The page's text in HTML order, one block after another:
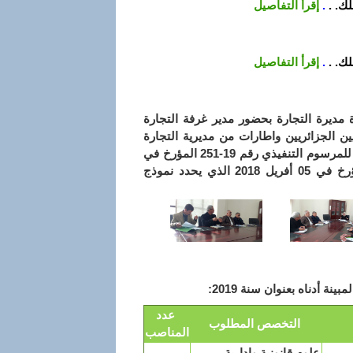
.
. إقرأ التفاصيل
.
. إقرأ التفاصيل
تحت رعاية السيدة مديرة التجارة بحضور مدير غرفة التجارة
الجزائريين واطارات من مديرية التجارة
لدراسة آجال مطابقة السجلات التجارية المزودة بالرقم الالكتروني تطبيقا لأحكام للمرسوم التنفيذي رقم 19-251 المؤرخ في
16 سبتمبر 2019 المعدل والمتمم لأحكام المرسوم التنفيذي رقم 18-112 المؤرخ في 05 أفريل 2018 الذي يحدد نموذج
أدناه بعنوان سنة 2019:
عدد
المناصب
التخصص المطلوب